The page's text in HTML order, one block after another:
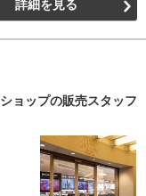
詳細を見る
ョップの販売スタッフ